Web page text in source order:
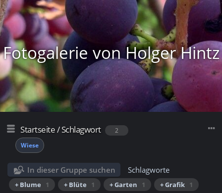
Fotogalerie von Holger Hintz
Startseite/Schlagwort
2
Wiese
In dieser Gruppe suchen Schlagworte
+ Blume 1 + Blüte 1 + Garten 1 + Grafik 1